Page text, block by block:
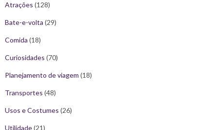
Atrações (128)
Bate-e-volta (29)
Comida (18)
Curiosidades (70)
Planejamento de viagem (18)
Transportes (48)
Usos e Costumes (26)
Utilidade(21)